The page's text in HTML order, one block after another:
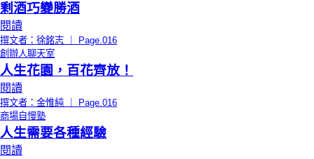
剩酒巧變勝酒
閱讀
撰文者：徐銘志 ｜ Page.016
創辦人聊天室
人生花園，百花齊放！
閱讀
撰文者：金惟純 ｜ Page.016
商場自慢塾
人生需要各種經驗
閱讀